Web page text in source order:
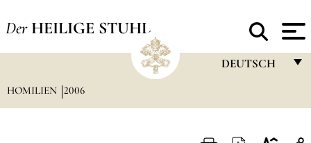
Der HEILIGE STUHL
DEUTSCH
HOMILIEN 2006